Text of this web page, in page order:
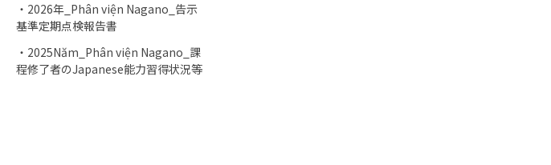
・2026年_Phân viện Nagano_告示
基準定期点検報告書
・2025Năm_Phân viện Nagano_課
程修了者のJapanese能力習得状況等